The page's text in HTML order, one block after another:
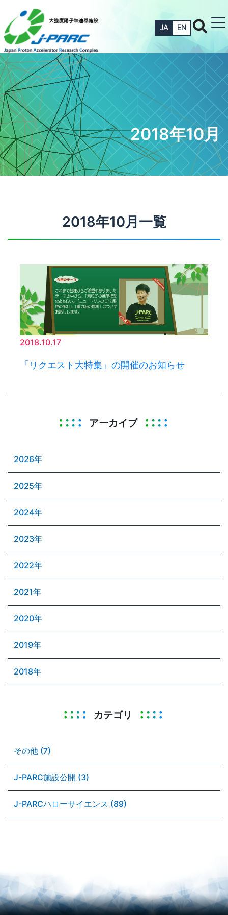
JA EN
2018年10月
2018年10月一覧
2018.10.17
「リクエスト大特集」の開催のお知らせ
アーカイブ
2026年
2025年
2024年
2023年
2022年
2021年
2020年
2019年
2018年
カテゴリ
その他 (7)
J-PARC施設公開 (3)
J-PARCハローサイエンス (89)